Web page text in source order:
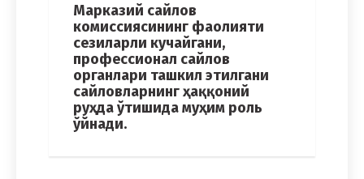
Марказий сайлов
комиссиясининг фаолияти
сезиларли кучайгани,
профессионал сайлов
органлари ташкил этилгани
сайловларнинг ҳаққоний
руҳда ўтишида муҳим роль
ўйнади.